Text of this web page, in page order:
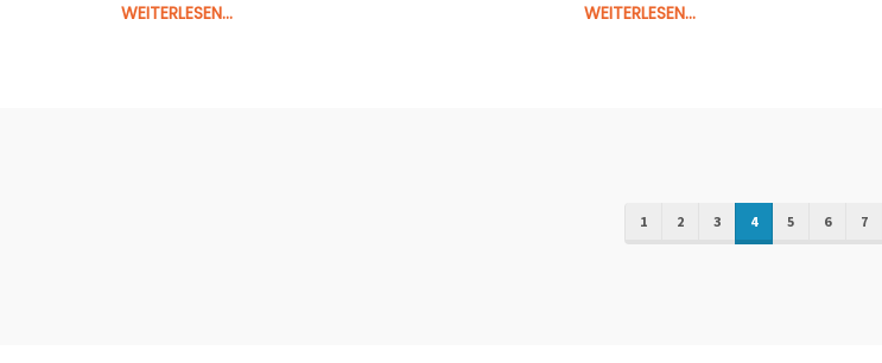
WEITERLESEN...
WEITERLESEN...
1 2 3 4 5 6 7